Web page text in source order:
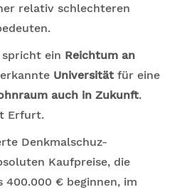
relativ schlechteren
ein Reichtum an
Universität für eine
auch in Zukunft.
Erfurt.
Denkmalschuz-
Kaufpreise, die
400.000 € beginnen, im